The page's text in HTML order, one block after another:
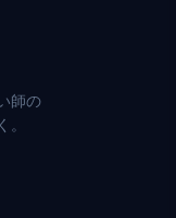
師の